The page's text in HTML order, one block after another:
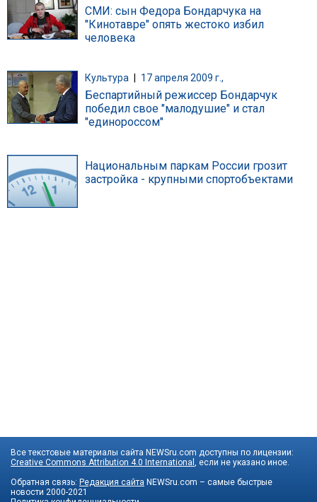
СМИ: сын Федора Бондарчука на
"Кинотавре" опять жестоко избил
человека
Культура 17 апреля 2009 г.,
Беспартийный режиссер Бондарчук
победил свое "малодушие" и стал
"единороссом"
Национальным паркам России грозит
застройка - крупными спортобъектами
Все текстовые материалы сайта NEWSru.com доступны по лицензии:
Creative Commons Attribution 4.0 International , если не указано иное.
Обратная связь: Редакция сайта NEWSru.com – самые быстрые
новости 2000-2021